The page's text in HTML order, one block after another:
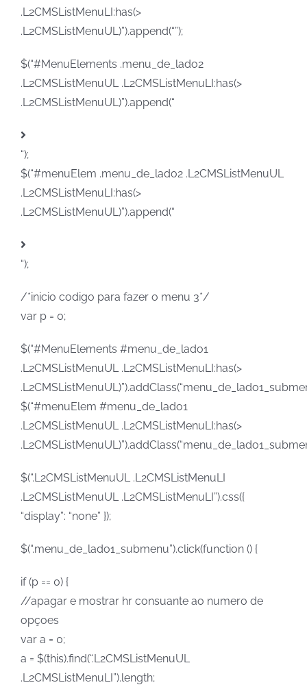
.L2CMSListMenuLI:has(>
.L2CMSListMenuUL)”).append(“”);
$(“#MenuElements .menu_de_lado2
.L2CMSListMenuUL .L2CMSListMenuLI:has(>
.L2CMSListMenuUL)”).append(“
“);
$(“#menuElem .menu_de_lado2 .L2CMSListMenuUL
.L2CMSListMenuLI:has(>
.L2CMSListMenuUL)”).append(“
“);
/*inicio codigo para fazer o menu 3*/
var p = 0;
$(“#MenuElements #menu_de_lado1
.L2CMSListMenuUL .L2CMSListMenuLI:has(>
$(“#menuElem #menu_de_lado1
.L2CMSListMenuUL .L2CMSListMenuLI:has(>
$(“.L2CMSListMenuUL .L2CMSListMenuLI
.L2CMSListMenuUL .L2CMSListMenuLI”).css({
“display”: “none” });
$(“.menu_de_lado1_submenu”).click(function () {
if (p == 0) {
//apagar e mostrar hr consuante ao numero de
opçoes
var a = 0;
a = $(this).find(“.L2CMSListMenuUL
.L2CMSListMenuLI”).length;